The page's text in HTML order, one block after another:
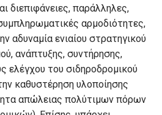
διεπιφάνειες, παράλληλες,
αρμοδιότητες,
αδυναμία ενιαίου στρατηγικού
ανάπτυξης, συντήρησης,
ελέγχου του σιδηροδρομικού
καθυστέρηση υλοποίησης
απώλειας πολύτιμων πόρων